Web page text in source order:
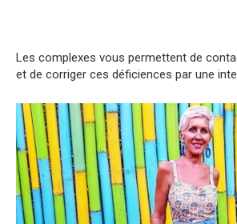
Les complexes vous permettent de
et de corriger ces déficiences par une